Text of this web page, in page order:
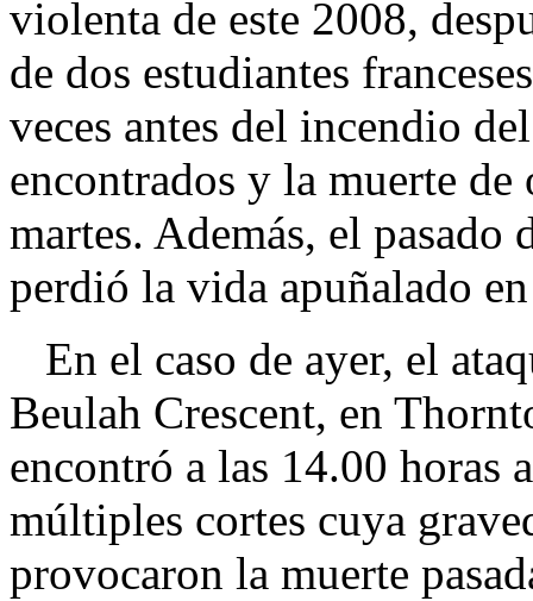
violenta de este 2008,
de dos estudiantes
veces antes del incendio
encontrados y la muerte
martes. Además, el
perdió la vida apuñalado
En el caso de ayer, el
Beulah Crescent, en
encontró a las 14.00 horas
múltiples cortes cuya
provocaron la muerte